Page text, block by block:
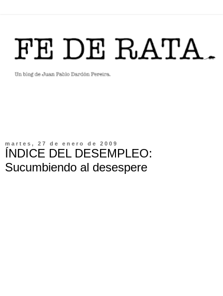
martes, 27 de enero de 2009
ÍNDICE DEL DESEMPLEO:
Sucumbiendo al desespere